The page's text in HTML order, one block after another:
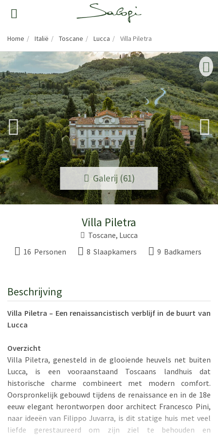
Home Italië Toscane Lucca Villa Piletra
Galerij (61)
Villa Piletra
Toscane, Lucca
16 Personen
8 Slaapkamers 9 Badkamers
Beschrijving
Villa Piletra – Een renaissancistisch verblijf in de buurt van
Lucca
Overzicht
Villa Piletra, genesteld in de glooiende heuvels net buiten
Lucca, is een vooraanstaand Toscaans landhuis dat
historische charme combineert met modern comfort.
Oorspronkelijk gebouwd tijdens de renaissance en in de 18e
eeuw elegant herontworpen door architect Francesco Pini,
naar ideeën van Filippo Juvarra, is dit statige huis met veel
liefde gerestaureerd om zijn ziel te behouden en